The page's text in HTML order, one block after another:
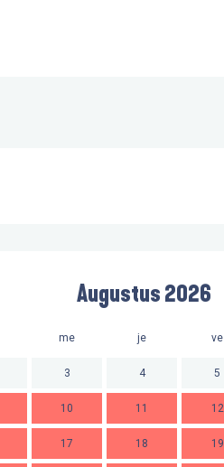
Augustus 2026
me je ve
3 4 5
10 11 12
17 18 19